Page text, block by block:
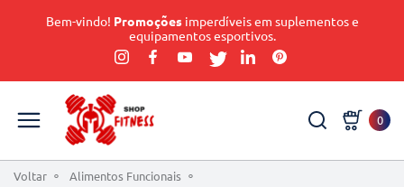
Bem-vindo! Promoçõesimperdíveis em suplementos e
equipamentos esportivos.
0
Voltar
Alimentos Funcionais